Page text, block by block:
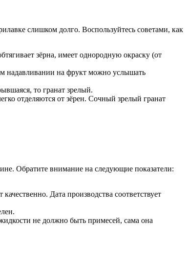
слишком долго. Воспользуйтесь советами, как
зёрна, имеет однородную окраску (от
надавливании на фрукт можно услышать
то гранат зрелый.
отделяются от зёрен. Сочный зрелый гранат
Обратите внимание на следующие показатели:
Дата производства соответствует
не должно быть примесей, сама она